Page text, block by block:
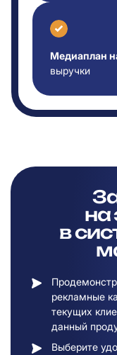
Медиаплан
выручки
на
в
рекламные
текущих
данный
Выберите